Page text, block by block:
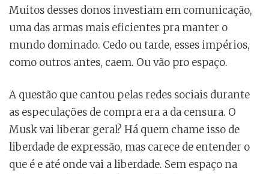
Muitos desses donos investiam em comunicação,
uma das armas mais eficientes pra manter o
mundo dominado. Cedo ou tarde, esses impérios,
como outros antes, caem. Ou vão pro espaço.
A questão que cantou pelas redes sociais durante
as especulações de compra era a da censura. O
Musk vai liberar geral? Há quem chame isso de
liberdade de expressão, mas carece de entender o
que é e até onde vai a liberdade. Sem espaço na